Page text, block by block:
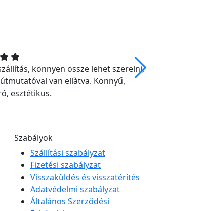
könnyen össze lehet szerelni,
van ellàtva. Könnyű,
esztétikus.
Szabályok
Szállítási szabályzat
Fizetési szabályzat
Visszaküldés és visszatérítés
Adatvédelmi szabályzat
Általános Szerződési